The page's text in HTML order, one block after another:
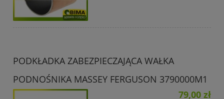
PODKŁADKA ZABEZPIECZAJĄCA WAŁKA
PODNOŚNIKA MASSEY FERGUSON 3790000M1
79,00 zł